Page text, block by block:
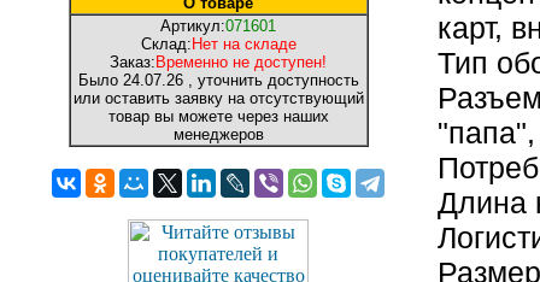
Артикул:071601
Склад: Нет на складе
Заказ: Временно не доступен!
Было 24.07.26 , уточнить доступность
или оставить заявку на отсутствующий
товар вы можете через наших
менеджеров
карт,
Тип
Длина